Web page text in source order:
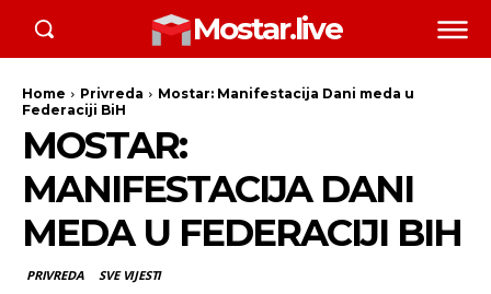
Mostar.live
Home Privreda
Mostar: Manifestacija Dani meda u
Federaciji BiH
MOSTAR:
MANIFESTACIJA DANI
MEDA U FEDERACIJI BIH
PRIVREDA SVE VIJESTI